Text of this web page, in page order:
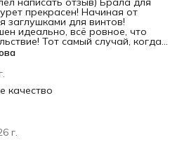
прекрасен! Начиная от
заглушками для винтов!
идеально, всё ровное, что
Тот самый случай, когда
Производителю огромное
качество
г.